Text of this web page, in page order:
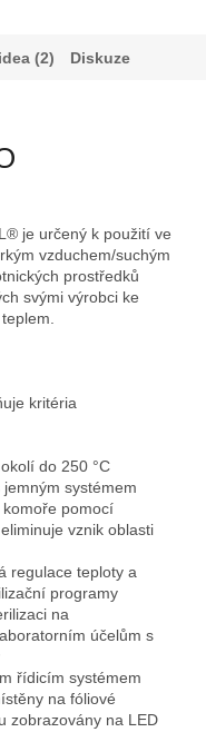
(2) Diskuze
je určený k použití ve
vzduchem/suchým
prostředků
svými výrobci ke
kritéria
do 250 °C
systémem
pomocí
vznik oblasti
regulace teploty a
programy
na
účelům s
řídicím systémem
na fóliové
zobrazovány na LED